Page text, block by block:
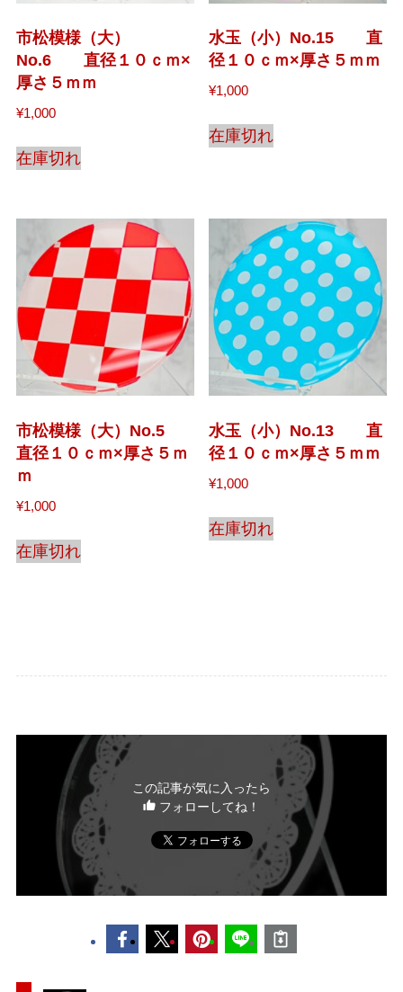
市松模様（大）
No.6 直径１０ｃｍ×
厚さ５ｍｍ
¥1,000
在庫切れ
水玉（小）No.15 直
径１０ｃｍ×厚さ５ｍｍ
¥1,000
在庫切れ
市松模様（大）No.5
直径１０ｃｍ×厚さ５ｍ
ｍ
¥1,000
在庫切れ
水玉（小）No.13 直
径１０ｃｍ×厚さ５ｍｍ
¥1,000
在庫切れ
この記事が気に入ったら
フォローしてね！